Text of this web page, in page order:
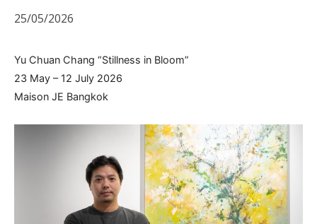
25/05/2026
Yu Chuan Chang “Stillness in Bloom”
23 May – 12 July 2026
Maison JE Bangkok